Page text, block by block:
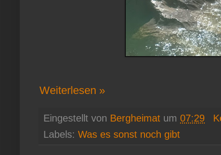
Weiterlesen »
Eingestellt von Bergheimat um 07:29
Labels: Was es sonst noch gibt